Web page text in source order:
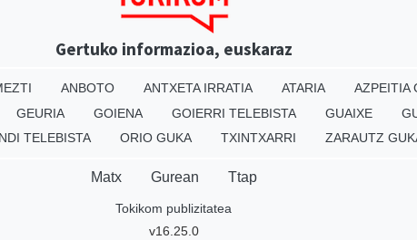
Gertuko informazioa, euskaraz
ANBOTO ANTXETA IRRATIA ATARIA AZPEITIA
GEURIA GOIENA GOIERRI TELEBISTA GUAIXE
TELEBISTA ORIO GUKA TXINTXARRI ZARAUTZ
Matx Gurean Ttap
Tokikom publizitatea
v16.25.0